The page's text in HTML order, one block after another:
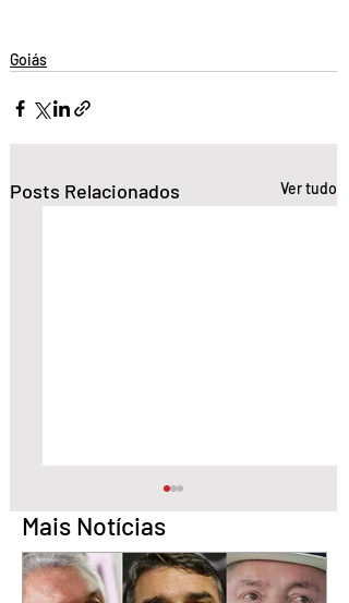
Goiás
Posts Relacionados Ver tudo
Mais Notícias